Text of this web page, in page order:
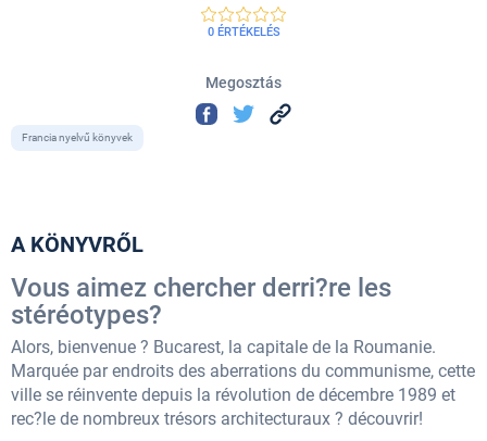
0 ÉRTÉKELÉS
Megosztás
Francia nyelvű könyvek
A KÖNYVRŐL
Vous aimez chercher derri?re les
stéréotypes?
Alors, bienvenue ? Bucarest, la capitale de la Roumanie.
Marquée par endroits des aberrations du communisme, cette
ville se réinvente depuis la révolution de décembre 1989 et
rec?le de nombreux trésors architecturaux ? découvrir!